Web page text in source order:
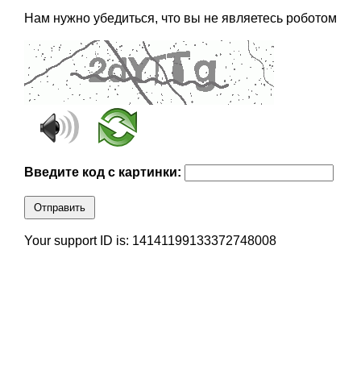
Нам нужно убедиться, что вы не являетесь роботом
Введите код с картинки:
Отправить
Your support ID is: 14141199133372748008